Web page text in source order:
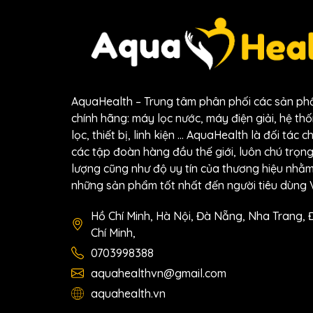
Công
Thông tin về sản phẩm
Nguồn đèn UV diệt khuẩn 4-16W là thiết bị
UV-C chuẩn trong suốt quá trình hoạt
quả diệt khuẩn của
lọc nước khác. Với vai trò then chốt, nguồn
nước sạch an toàn cho người sử dụng.
AquaHealth – Trung tâm phân phối các sản
chính hãng: máy lọc nước, máy điện giải, hệ
lọc, thiết bị, linh kiện … AquaHealth là đối tác
các tập đoàn hàng đầu thế giới, luôn chú
lượng cũng như độ uy tín của thương hiệu
những sản phẩm tốt nhất đến người tiêu dùng
Hồ Chí Minh, Hà Nội, Đà Nẵng, Nha Trang,
Chí Minh,
0703998388
aquahealthvn@gmail.com
aquahealth.vn